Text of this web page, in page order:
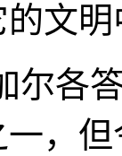
文
尔各
，